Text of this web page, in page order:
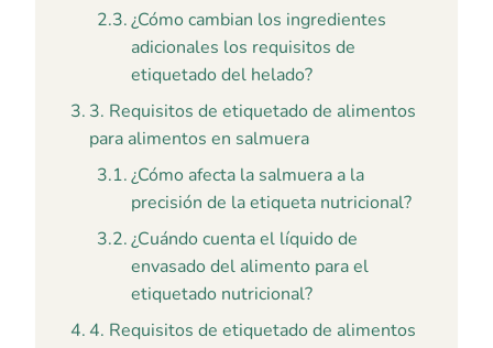
¿Cómo cambian los ingredientes
adicionales los requisitos de
etiquetado del helado?
3. Requisitos de etiquetado de alimentos
para alimentos en salmuera
¿Cómo afecta la salmuera a la
precisión de la etiqueta nutricional?
¿Cuándo cuenta el líquido de
envasado del alimento para el
etiquetado nutricional?
4. Requisitos de etiquetado de alimentos